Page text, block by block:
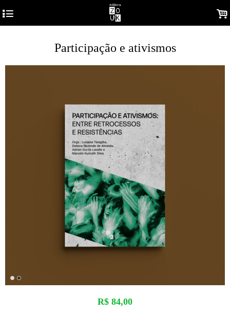
4 .
Participação e ativismos
R$ 84,00